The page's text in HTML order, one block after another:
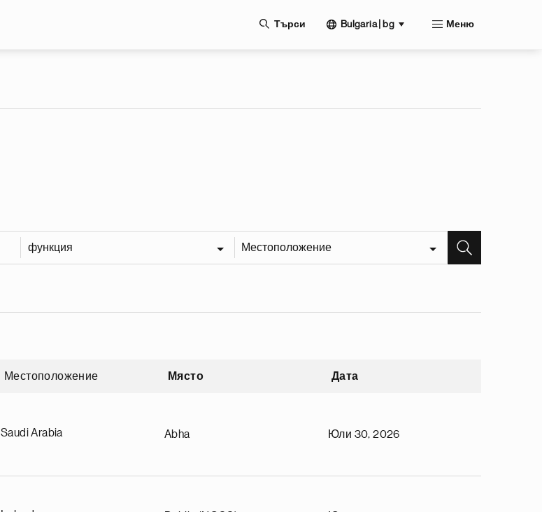
Търси Bulgaria | bg Меню
функция Местоположение
Местоположение Място Дата
Saudi Arabia Abha Юли 30, 2026